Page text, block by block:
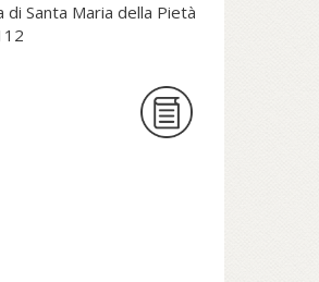
Santa Maria della Pietà
le scienze